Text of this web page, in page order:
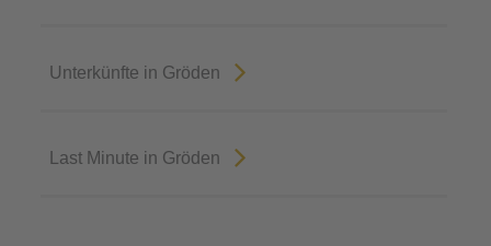
Unterkünfte in Gröden
Last Minute in Gröden